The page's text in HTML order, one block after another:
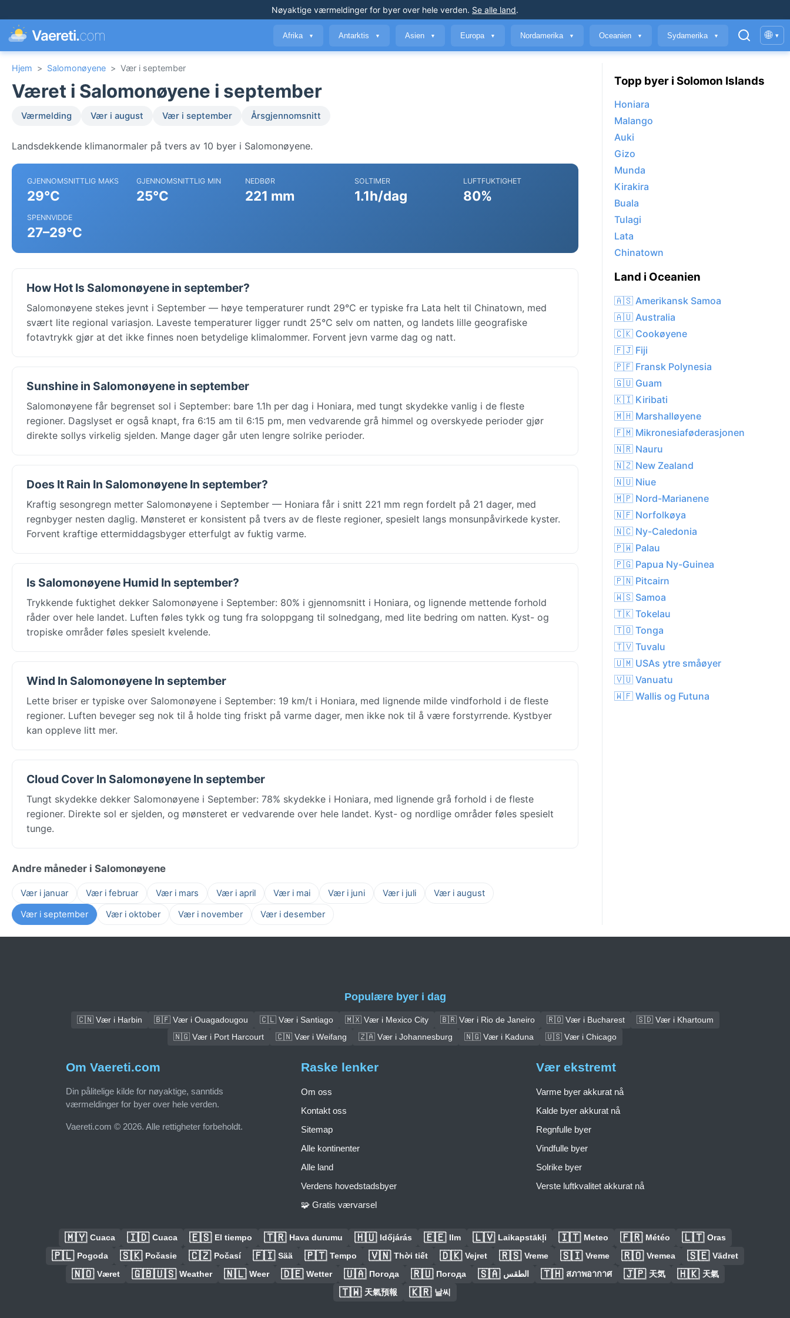
Nøyaktige værmeldinger for byer over hele verden. Se alle land.
Vaereti.com Afrika ▼ Antarktis ▼ Asien ▼ Europa ▼ Nordamerika ▼ Oceanien ▼ Sydamerika ▼ 🌐 ▾
Hjem > Salomonøyene > Vær i september
Været i Salomonøyene i september
Værmelding Vær i august Vær i september Årsgjennomsnitt
Landsdekkende klimanormaler på tvers av 10 byer i Salomonøyene.
GJENNOMSNITTLIG MAKS
29°C
GJENNOMSNITTLIG MIN
25°C
NEDBØR
221 mm
SOLTIMER
1.1h/dag
LUFTFUKTIGHET
80%
SPENNVIDDE
27–29°C
How Hot Is Salomonøyene in september?
Salomonøyene stekes jevnt i September — høye temperaturer rundt 29°C er typiske fra Lata helt til Chinatown, med
svært lite regional variasjon. Laveste temperaturer ligger rundt 25°C selv om natten, og landets lille geografiske
fotavtrykk gjør at det ikke finnes noen betydelige klimalommer. Forvent jevn varme dag og natt.
Sunshine in Salomonøyene in september
Salomonøyene får begrenset sol i September: bare 1.1h per dag i Honiara, med tungt skydekke vanlig i de fleste
regioner. Dagslyset er også knapt, fra 6:15 am til 6:15 pm, men vedvarende grå himmel og overskyede perioder gjør
direkte sollys virkelig sjelden. Mange dager går uten lengre solrike perioder.
Does It Rain In Salomonøyene In september?
Kraftig sesongregn metter Salomonøyene i September — Honiara får i snitt 221 mm regn fordelt på 21 dager, med
regnbyger nesten daglig. Mønsteret er konsistent på tvers av de fleste regioner, spesielt langs monsunpåvirkede kyster.
Forvent kraftige ettermiddagsbyger etterfulgt av fuktig varme.
Is Salomonøyene Humid In september?
Trykkende fuktighet dekker Salomonøyene i September: 80% i gjennomsnitt i Honiara, og lignende mettende forhold
råder over hele landet. Luften føles tykk og tung fra soloppgang til solnedgang, med lite bedring om natten. Kyst- og
tropiske områder føles spesielt kvelende.
Wind In Salomonøyene In september
Lette briser er typiske over Salomonøyene i September: 19 km/t i Honiara, med lignende milde vindforhold i de fleste
regioner. Luften beveger seg nok til å holde ting friskt på varme dager, men ikke nok til å være forstyrrende. Kystbyer
kan oppleve litt mer.
Cloud Cover In Salomonøyene In september
Tungt skydekke dekker Salomonøyene i September: 78% skydekke i Honiara, med lignende grå forhold i de fleste
regioner. Direkte sol er sjelden, og mønsteret er vedvarende over hele landet. Kyst- og nordlige områder føles spesielt
tunge.
Andre måneder i Salomonøyene
Vær i januar Vær i februar Vær i mars Vær i april Vær i mai Vær i juni Vær i juli
Vær i august
Vær i september
Vær i oktober Vær i november Vær i desember
Topp byer i Solomon Islands
Honiara
Malango
Auki
Gizo
Munda
Kirakira
Buala
Tulagi
Lata
Chinatown
Land i Oceanien
🇦🇸 Amerikansk Samoa
🇦🇺 Australia
🇨🇰 Cookøyene
🇫🇯 Fiji
🇵🇫 Fransk Polynesia
🇬🇺 Guam
🇰🇮 Kiribati
🇲🇭 Marshalløyene
🇫🇲 Mikronesiaføderasjonen
🇳🇷 Nauru
🇳🇿 New Zealand
🇳🇺 Niue
🇲🇵 Nord-Marianene
🇳🇫 Norfolkøya
🇳🇨 Ny-Caledonia
🇵🇼 Palau
🇵🇬 Papua Ny-Guinea
🇵🇳 Pitcairn
🇼🇸 Samoa
🇹🇰 Tokelau
🇹🇴 Tonga
🇹🇻 Tuvalu
🇺🇲 USAs ytre småøyer
🇻🇺 Vanuatu
🇼🇫 Wallis og Futuna
Populære byer i dag
🇨🇳 Vær i Harbin 🇧🇫 Vær i Ouagadougou 🇨🇱 Vær i Santiago 🇲🇽 Vær i Mexico City 🇧🇷 Vær i Rio de Janeiro 🇷🇴 Vær i Bucharest
🇸🇩 Vær i Khartoum
🇳🇬 Vær i Port Harcourt
🇨🇳 Vær i Weifang 🇿🇦 Vær i Johannesburg 🇳🇬 Vær i Kaduna 🇺🇸 Vær i Chicago
Om Vaereti.com
Din pålitelige kilde for nøyaktige, sanntids
værmeldinger for byer over hele verden.
Vaereti.com © 2026. Alle rettigheter forbeholdt.
Raske lenker
Om oss
Kontakt oss
Sitemap
Alle kontinenter
Alle land
Verdens hovedstadsbyer
🧩 Gratis værvarsel
Vær ekstremt
Varme byer akkurat nå
Kalde byer akkurat nå
Regnfulle byer
Vindfulle byer
Solrike byer
Verste luftkvalitet akkurat nå
🇲🇾 Cuaca 🇮🇩 Cuaca 🇪🇸 El tiempo 🇹🇷 Hava durumu 🇭🇺 Időjárás 🇪🇪 Ilm 🇱🇻 Laikapstākļi 🇮🇹 Meteo 🇫🇷 Météo 🇱🇹 Oras
🇵🇱 Pogoda 🇸🇰 Počasie 🇨🇿 Počasí 🇫🇮 Sää 🇵🇹 Tempo 🇻🇳 Thời tiết 🇩🇰 Vejret 🇷🇸 Vreme 🇸🇮 Vreme 🇷🇴 Vremea 🇸🇪 Vädret
🇳🇴 Været 🇬🇧🇺🇸 Weather 🇳🇱 Weer 🇩🇪 Wetter 🇺🇦 Погода 🇷🇺 Погода 🇸🇦 الطقس 🇹🇭 สภาพอากาศ 🇯🇵 天気 🇭🇰 天氣
🇹🇼 天氣預報 🇰🇷 날씨